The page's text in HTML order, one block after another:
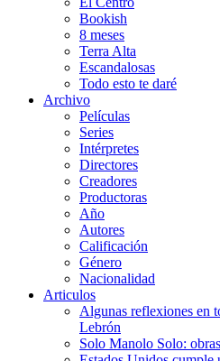
Bookish
8 meses
Terra Alta
Escandalosas
Todo esto te daré
Archivo
Películas
Series
Intérpretes
Directores
Creadores
Productoras
Año
Autores
Calificación
Género
Nacionalidad
Articulos
Algunas reflexiones en
Lebrón
Solo Manolo Solo: